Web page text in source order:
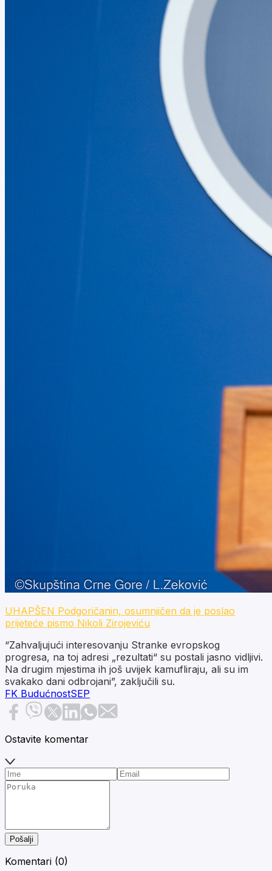
UHAPŠEN Podgoričanin, osumnjičen da je poslao
prijeteće pismo Nikoli Zirojeviću
“Zahvaljujući interesovanju Stranke evropskog
progresa, na toj adresi „rezultati“ su postali jasno vidljivi.
Na drugim mjestima ih još uvijek kamufliraju, ali su im
svakako dani odbrojani”, zaključili su.
FK BudućnostSEP
Ostavite komentar
Pošalji
Komentari (0)